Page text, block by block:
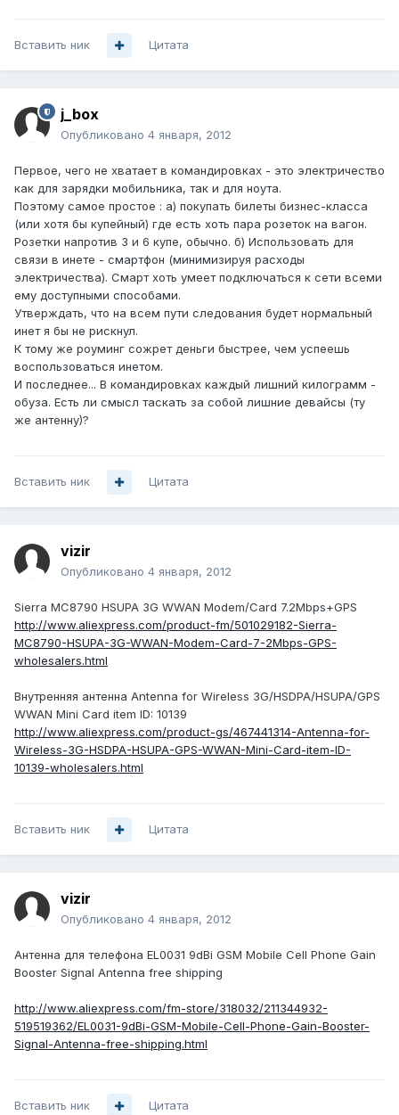
Вставить ник Цитата
j_box
Опубликовано 4 января, 2012
Первое, чего не хватает в командировках - это электричество
как для зарядки мобильника, так и для ноута.
Поэтому самое простое : а) покупать билеты бизнес-класса
(или хотя бы купейный) где есть хоть пара розеток на вагон.
Розетки напротив 3 и 6 купе, обычно. б) Использовать для
связи в инете - смартфон (минимизируя расходы
электричества). Смарт хоть умеет подключаться к сети всеми
ему доступными способами.
Утверждать, что на всем пути следования будет нормальный
инет я бы не рискнул.
К тому же роуминг сожрет деньги быстрее, чем успеешь
воспользоваться инетом.
И последнее... В командировках каждый лишний килограмм -
обуза. Есть ли смысл таскать за собой лишние девайсы (ту
же антенну)?
Вставить ник Цитата
vizir
Опубликовано 4 января, 2012
Sierra MC8790 HSUPA 3G WWAN Modem/Card 7.2Mbps+GPS
http://www.aliexpress.com/product-fm/501029182-Sierra-
MC8790-HSUPA-3G-WWAN-Modem-Card-7-2Mbps-GPS-
wholesalers.html
Внутренняя антенна Antenna for Wireless 3G/HSDPA/HSUPA/GPS
WWAN Mini Card item ID: 10139
http://www.aliexpress.com/product-gs/467441314-Antenna-for-
Wireless-3G-HSDPA-HSUPA-GPS-WWAN-Mini-Card-item-ID-
10139-wholesalers.html
Вставить ник Цитата
vizir
Опубликовано 4 января, 2012
Антенна для телефона EL0031 9dBi GSM Mobile Cell Phone Gain
Booster Signal Antenna free shipping
http://www.aliexpress.com/fm-store/318032/211344932-
519519362/EL0031-9dBi-GSM-Mobile-Cell-Phone-Gain-Booster-
Signal-Antenna-free-shipping.html
Вставить ник Цитата